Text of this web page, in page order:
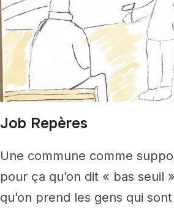
Job Repères
Une commune comme
pour ça qu’on dit « bas seuil
qu’on prend les gens qui